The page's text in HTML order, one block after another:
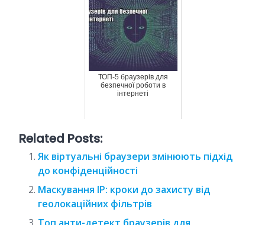
ТОП-5 браузерів для
безпечної роботи в
інтернеті
Related Posts:
Як віртуальні браузери змінюють підхід
до конфіденційності
Маскування IP: кроки до захисту від
геолокаційних фільтрів